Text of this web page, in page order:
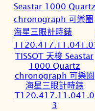
TISSOT 天梭 Seastar
1000 Quartz
chronograph 可樂圈
海星三眼計時錶
T120.417.11.041.0
3